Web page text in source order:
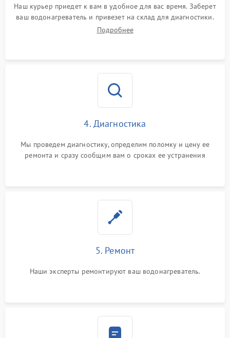
Наш курьер приедет к вам в удобное для вас время. Заберет
ваш водонагреватель и привезет на склад для диагностики.
Подробнее
4. Диагностика
Мы проведем диагностику, определим поломку и цену ее
ремонта и сразу сообщим вам о сроках ее устранения
5. Ремонт
Наши эксперты ремонтируют ваш водонагреватель.